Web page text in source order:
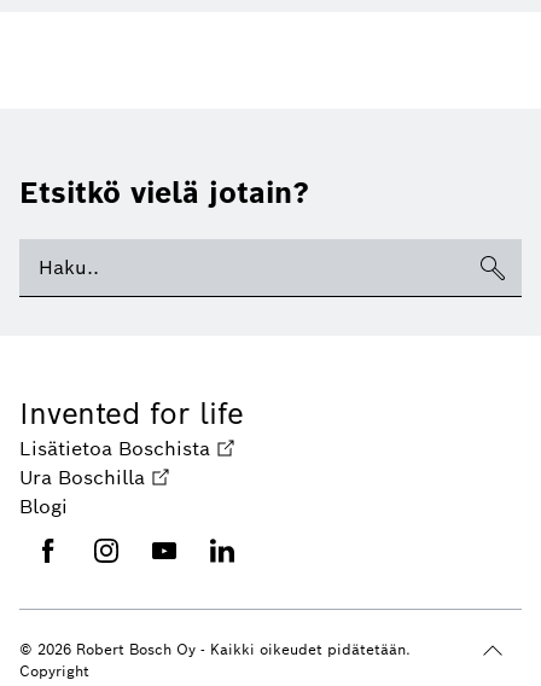
Etsitkö vielä jotain?
Invented for life
Lisätietoa Boschista
Ura Boschilla
Blogi
© 2026 Robert Bosch Oy - Kaikki oikeudet pidätetään.
Copyright